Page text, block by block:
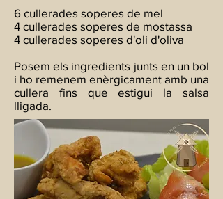
6 cullerades soperes de mel
4 cullerades soperes de mostassa
4 cullerades soperes d'oli d'oliva
Posem els ingredients junts en un bol
i ho remenem enèrgicament amb una
cullera fins que estigui la salsa
lligada.